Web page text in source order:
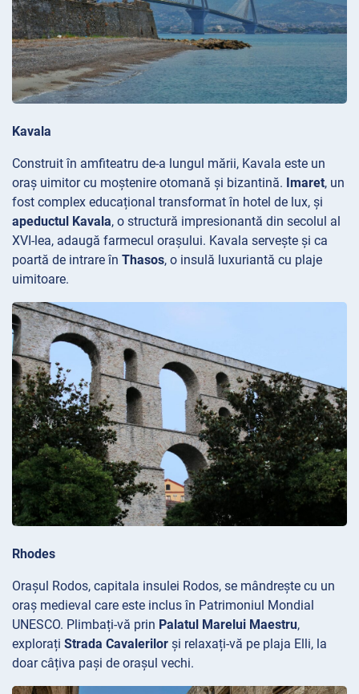
Kavala
Construit în amfiteatru de-a lungul mării, Kavala este un
oraș uimitor cu moștenire otomană și bizantină. Imaret, un
fost complex educațional transformat în hotel de lux, și
apeductul Kavala, o structură impresionantă din secolul al
XVI-lea, adaugă farmecul orașului. Kavala servește și ca
poartă de intrare în Thasos, o insulă luxuriantă cu plaje
uimitoare.
Rhodes
Orașul Rodos, capitala insulei Rodos, se mândrește cu un
oraș medieval care este inclus în Patrimoniul Mondial
UNESCO. Plimbați-vă prin Palatul Marelui Maestru,
explorați Strada Cavalerilor și relaxați-vă pe plaja Elli, la
doar câțiva pași de orașul vechi.